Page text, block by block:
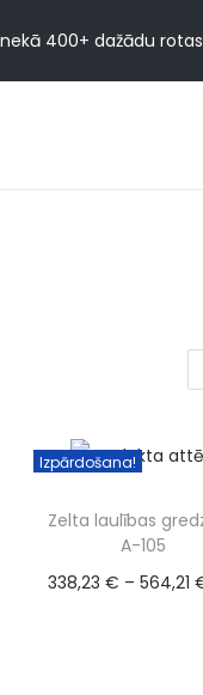
400+ dažādu
Izpārdošana!
Zelta laulības
A-105
338,23€ – 564,21